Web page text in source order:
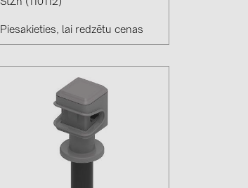
StZn (110112)
Piesakieties, lai redzētu cenas